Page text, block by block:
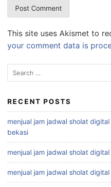
This site uses Akismet to
your comment data is
Search
for:
RECENT POSTS
menjual jam jadwal sholat
bekasi
menjual jam jadwal sholat
menjual jam jadwal sholat